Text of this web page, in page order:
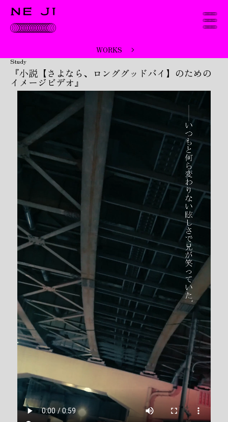
WORKS
Study
『小説【さよなら、ロンググッドバイ】のための
イメージビデオ』